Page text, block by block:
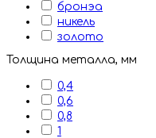
бронэа
никель
золото
Толщина металла, мм
0,4
0,6
0,8
1